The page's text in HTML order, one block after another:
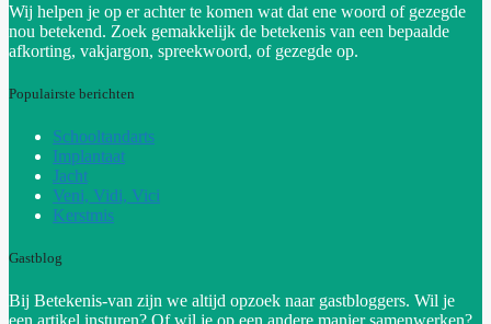
Wij helpen je op er achter te komen wat dat ene woord of gezegde
nou betekend. Zoek gemakkelijk de betekenis van een bepaalde
afkorting, vakjargon, spreekwoord, of gezegde op.
Populairste berichten
Schooltandarts
Implantaat
Jacht
Veni, Vidi, Vici
Kerstmis
Gastblog
Bij Betekenis-van zijn we altijd opzoek naar gastbloggers. Wil je